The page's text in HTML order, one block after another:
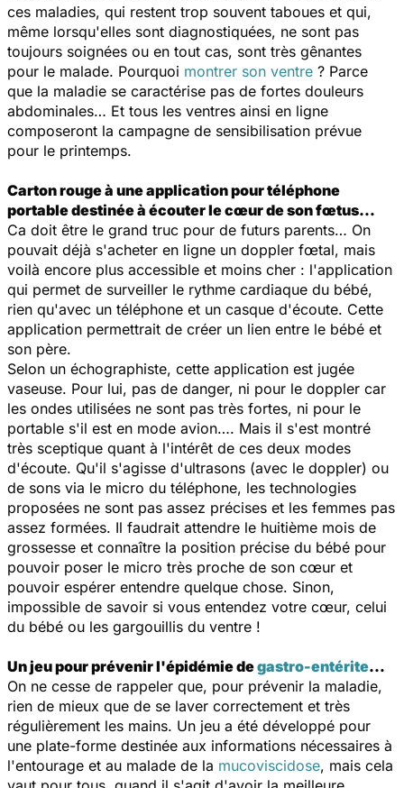
ces maladies, qui restent trop souvent taboues et qui,
même lorsqu'elles sont diagnostiquées, ne sont pas
toujours soignées ou en tout cas, sont très gênantes
pour le malade. Pourquoi montrer son ventre ? Parce
que la maladie se caractérise pas de fortes douleurs
abdominales… Et tous les ventres ainsi en ligne
composeront la campagne de sensibilisation prévue
pour le printemps.
Carton rouge à une application pour téléphone
portable destinée à écouter le cœur de son fœtus…
Ca doit être le grand truc pour de futurs parents… On
pouvait déjà s'acheter en ligne un doppler fœtal, mais
voilà encore plus accessible et moins cher : l'application
qui permet de surveiller le rythme cardiaque du bébé,
rien qu'avec un téléphone et un casque d'écoute. Cette
application permettrait de créer un lien entre le bébé et
son père.
Selon un échographiste, cette application est jugée
vaseuse. Pour lui, pas de danger, ni pour le doppler car
les ondes utilisées ne sont pas très fortes, ni pour le
portable s'il est en mode avion…. Mais il s'est montré
très sceptique quant à l'intérêt de ces deux modes
d'écoute. Qu'il s'agisse d'ultrasons (avec le doppler) ou
de sons via le micro du téléphone, les technologies
proposées ne sont pas assez précises et les femmes pas
assez formées. Il faudrait attendre le huitième mois de
grossesse et connaître la position précise du bébé pour
pouvoir poser le micro très proche de son cœur et
pouvoir espérer entendre quelque chose. Sinon,
impossible de savoir si vous entendez votre cœur, celui
du bébé ou les gargouillis du ventre !
Un jeu pour prévenir l'épidémie degastro-entérite…
On ne cesse de rappeler que, pour prévenir la maladie,
rien de mieux que de se laver correctement et très
régulièrement les mains. Un jeu a été développé pour
une plate-forme destinée aux informations nécessaires à
l'entourage et au malade de la mucoviscidose, mais cela